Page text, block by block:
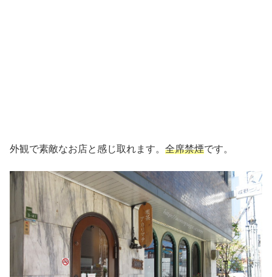
外観で素敵なお店と感じ取れます。 全席禁煙です。